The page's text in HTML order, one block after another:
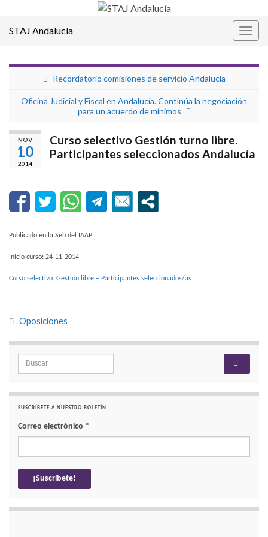
STAJ Andalucía
Recordatorio comisiones de servicio Andalucía
Oficina Judicial y Fiscal en Andalucía. Continúa la negociación
para un acuerdo de mínimos
NOV
10
2014
Curso selectivo Gestión turno libre.
Participantes seleccionados Andalucía
Publicado en la Seb del IAAP.
Inicio curso: 24-11-2014
Curso selectivo. Gestión libre – Participantes seleccionados/as
Oposiciones
Search for:
SUSCRÍBETE A NUESTRO BOLETÍN
Correo electrónico *